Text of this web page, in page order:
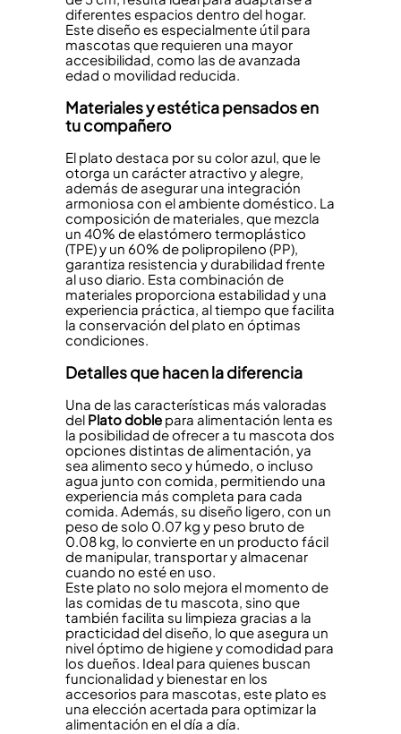
diferentes espacios dentro del hogar.
Este diseño es especialmente útil para
mascotas que requieren una mayor
accesibilidad, como las de avanzada
edad o movilidad reducida.
Materiales y estética pensados en
tu compañero
El plato destaca por su color azul, que le
otorga un carácter atractivo y alegre,
además de asegurar una integración
armoniosa con el ambiente doméstico. La
composición de materiales, que mezcla
un 40% de elastómero termoplástico
(TPE) y un 60% de polipropileno (PP),
garantiza resistencia y durabilidad frente
al uso diario. Esta combinación de
materiales proporciona estabilidad y una
experiencia práctica, al tiempo que facilita
la conservación del plato en óptimas
condiciones.
Detalles que hacen la diferencia
Una de las características más valoradas
del Plato doblepara alimentación lenta es
la posibilidad de ofrecer a tu mascota dos
opciones distintas de alimentación, ya
sea alimento seco y húmedo, o incluso
agua junto con comida, permitiendo una
experiencia más completa para cada
comida. Además, su diseño ligero, con un
peso de solo 0.07 kg y peso bruto de
0.08 kg, lo convierte en un producto fácil
de manipular, transportar y almacenar
cuando no esté en uso.
Este plato no solo mejora el momento de
las comidas de tu mascota, sino que
también facilita su limpieza gracias a la
practicidad del diseño, lo que asegura un
nivel óptimo de higiene y comodidad para
los dueños. Ideal para quienes buscan
funcionalidad y bienestar en los
accesorios para mascotas, este plato es
una elección acertada para optimizar la
alimentación en el día a día.